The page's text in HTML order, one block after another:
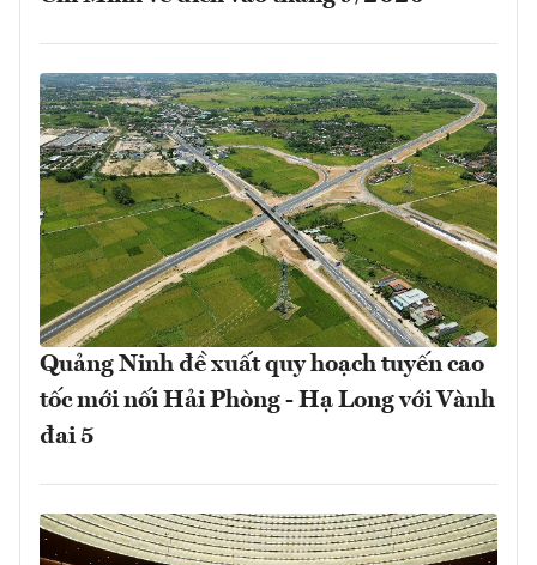
Quảng Ninh đề xuất quy hoạch tuyến cao
tốc mới nối Hải Phòng - Hạ Long với Vành
đai 5